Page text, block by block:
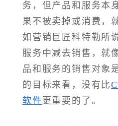
务，但产品和服务本
果不被卖掉或消费，
如营销巨匠科特勒所
服务中减去销售，就
品和服务的销售对象
的目标来看，没有比
软件 更重要的了。